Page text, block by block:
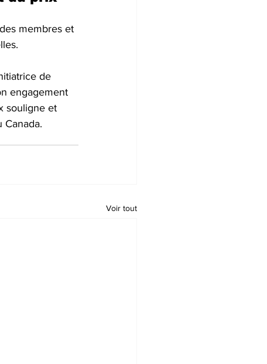
membres et
de
engagement
souligne et
Canada.
Voir tout